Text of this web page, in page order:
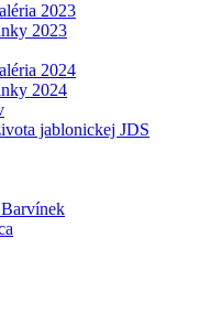
2023
2023
2024
2024
jablonickej JDS